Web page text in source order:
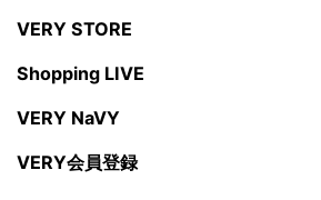
VERY STORE
Shopping LIVE
VERY NaVY
VERY会員登録